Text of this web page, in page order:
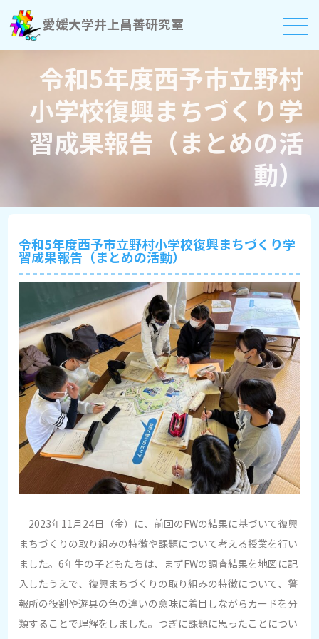
愛媛大学井上昌善研究室
令和5年度西予市立野村
小学校復興まちづくり学
習成果報告（まとめの活
動）
令和5年度西予市立野村小学校復興まちづくり学
習成果報告（まとめの活動）
2023年11月24日（金）に、前回のFWの結果に基づいて復興
まちづくりの取り組みの特徴や課題について考える授業を行い
ました。6年生の子どもたちは、まずFWの調査結果を地図に記
入したうえで、復興まちづくりの取り組みの特徴について、警
報所の役割や遊具の色の違いの意味に着目しながらカードを分
類することで理解をしました。つぎに課題に思ったことについ